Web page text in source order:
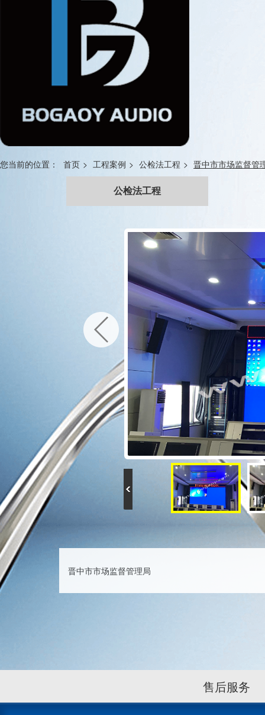
您当前的位置： 首页 > 工程案例 > 公检法工程 > 晋中市市场监督管
公检法工程
晋中市市场监督管理局
售后服务